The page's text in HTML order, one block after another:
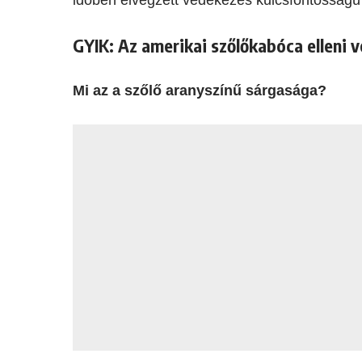
GYIK: Az amerikai szőlőkabóca elleni
Mi az a szőlő aranyszínű sárgasága?